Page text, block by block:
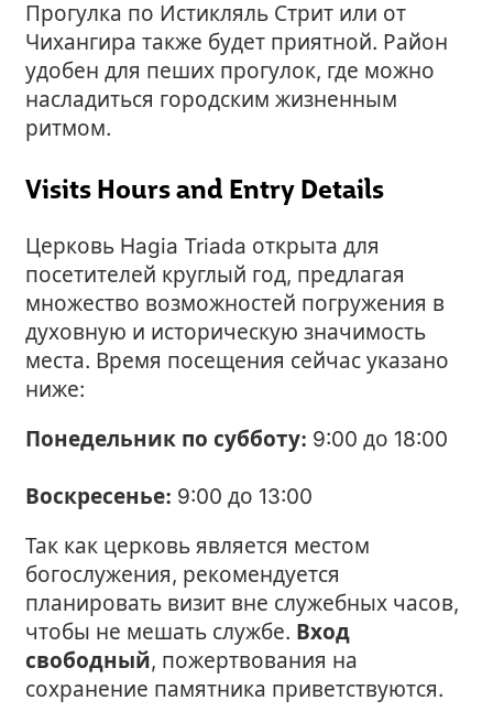
Прогулка по Истикляль Стрит или от
Чихангира также будет приятной. Район
удобен для пеших прогулок, где можно
насладиться городским жизненным
ритмом.
Visits Hours and Entry Details
Церковь Hagia Triada открыта для
посетителей круглый год, предлагая
множество возможностей погружения в
духовную и историческую значимость
места. Время посещения сейчас указано
ниже:
Понедельник по субботу: 9:00 до 18:00
Воскресенье: 9:00 до 13:00
Так как церковь является местом
богослужения, рекомендуется
планировать визит вне служебных часов,
чтобы не мешать службе. Вход
свободный, пожертвования на
сохранение памятника приветствуются.